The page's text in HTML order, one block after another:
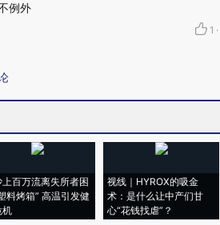
例外
1 ·
上百万流离失所者困
料烤箱” 高温引发健
机
视线｜HYROX的吸金
术：是什么让中产们甘
心“花钱找虐”？